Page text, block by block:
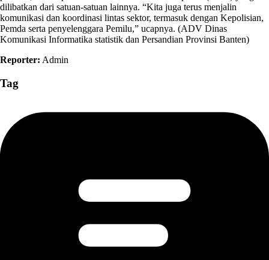
dilibatkan dari satuan-satuan lainnya. “Kita juga terus menjalin
komunikasi dan koordinasi lintas sektor, termasuk dengan Kepolisian,
Pemda serta penyelenggara Pemilu,” ucapnya. (ADV Dinas
Komunikasi Informatika statistik dan Persandian Provinsi Banten)
Reporter: Admin
Tag